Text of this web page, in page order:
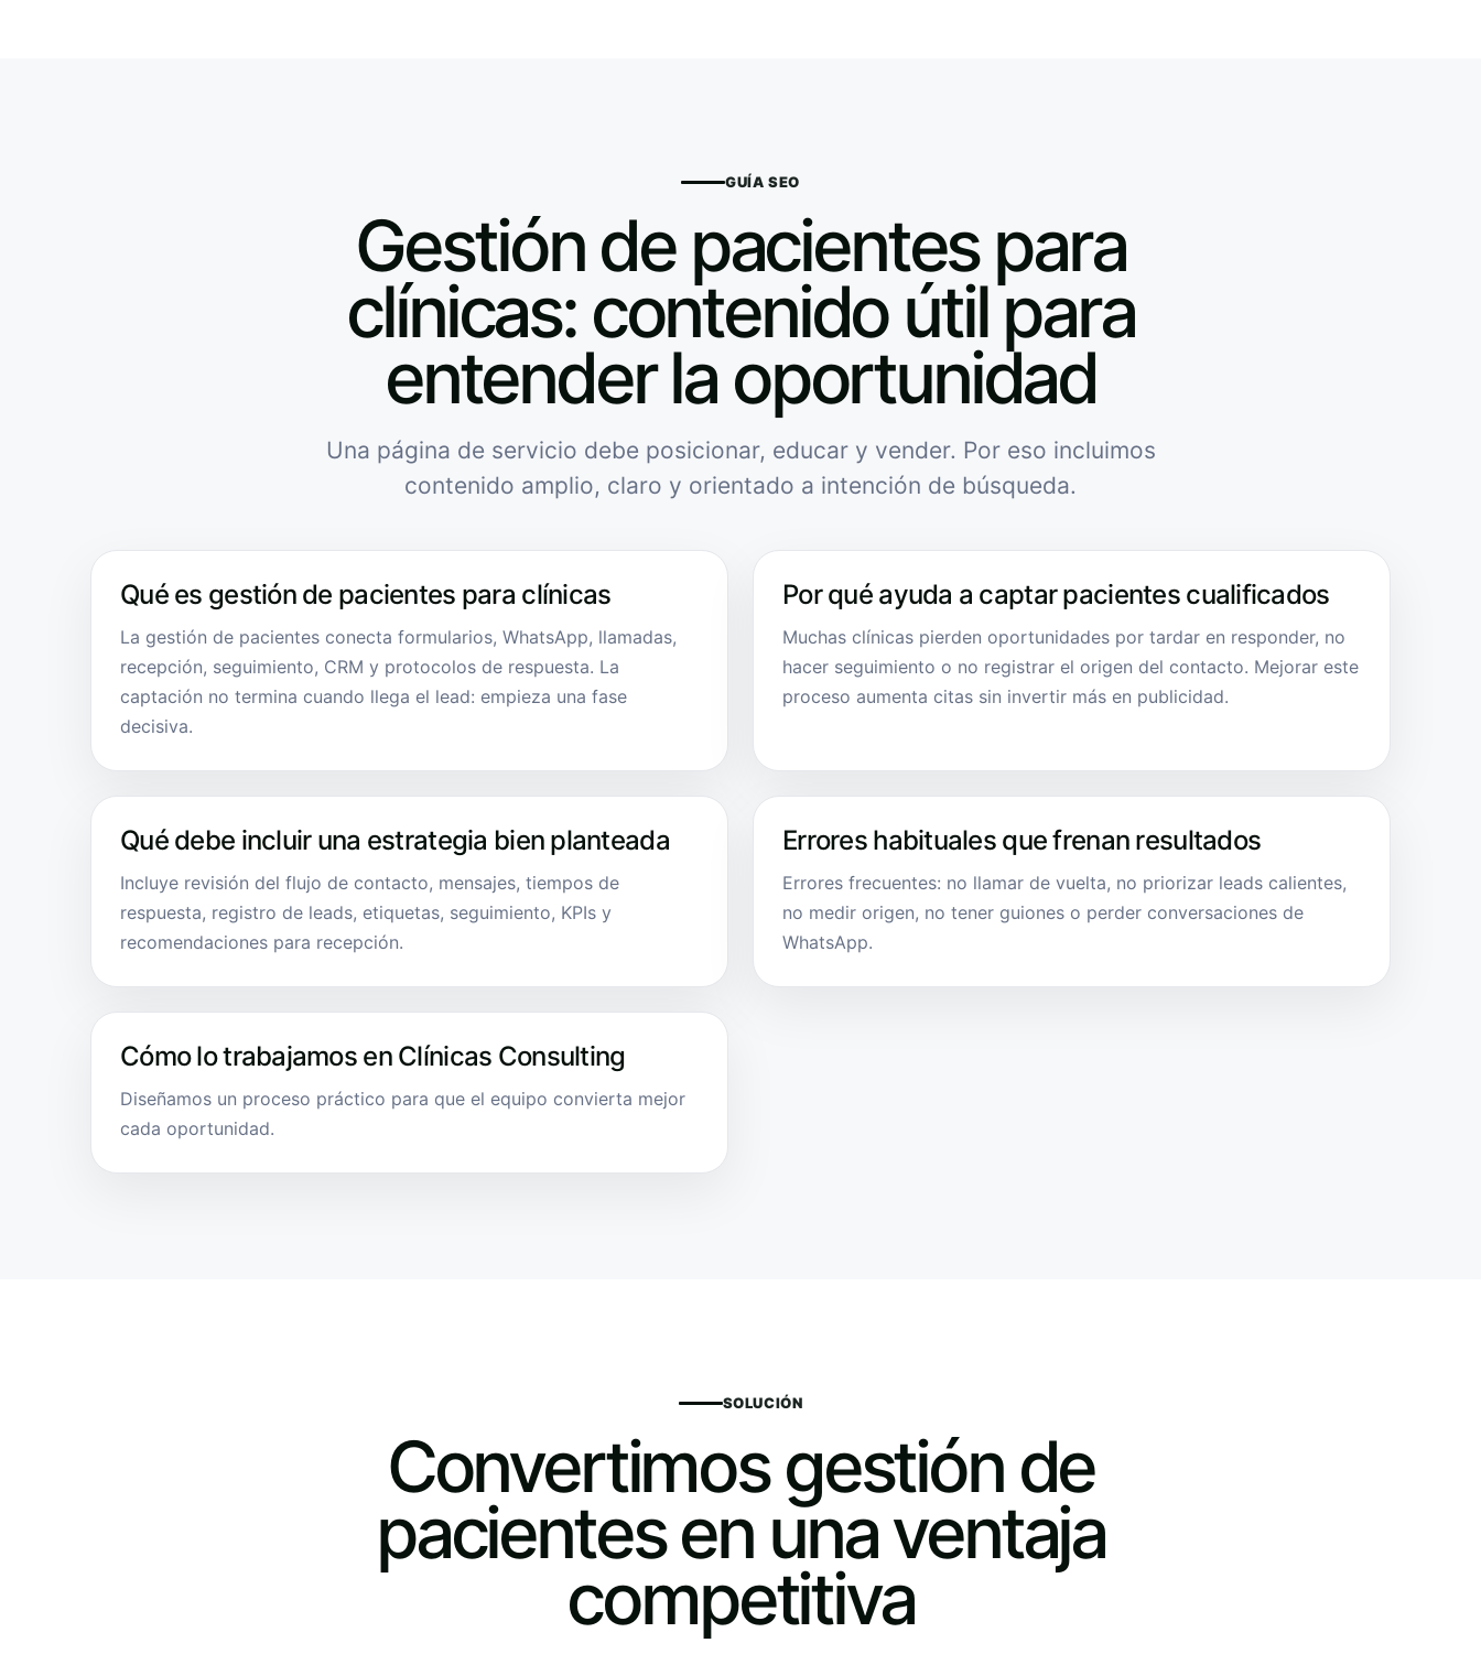
GUÍA SEO
Gestión de pacientes para
clínicas: contenido útil para
entender la oportunidad
Una página de servicio debe posicionar, educar y vender. Por eso incluimos
contenido amplio, claro y orientado a intención de búsqueda.
Qué es gestión de pacientes para clínicas
La gestión de pacientes conecta formularios, WhatsApp, llamadas,
recepción, seguimiento, CRM y protocolos de respuesta. La
captación no termina cuando llega el lead: empieza una fase
decisiva.
Por qué ayuda a captar pacientes cualificados
Muchas clínicas pierden oportunidades por tardar en responder, no
hacer seguimiento o no registrar el origen del contacto. Mejorar este
proceso aumenta citas sin invertir más en publicidad.
Qué debe incluir una estrategia bien planteada
Incluye revisión del flujo de contacto, mensajes, tiempos de
respuesta, registro de leads, etiquetas, seguimiento, KPIs y
recomendaciones para recepción.
Errores habituales que frenan resultados
Errores frecuentes: no llamar de vuelta, no priorizar leads calientes,
no medir origen, no tener guiones o perder conversaciones de
WhatsApp.
Cómo lo trabajamos en Clínicas Consulting
Diseñamos un proceso práctico para que el equipo convierta mejor
cada oportunidad.
SOLUCIÓN
Convertimos gestión de
pacientes en una ventaja
competitiva